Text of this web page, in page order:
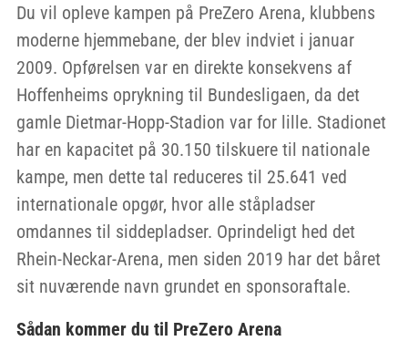
Du vil opleve kampen på PreZero Arena, klubbens
moderne hjemmebane, der blev indviet i januar
2009. Opførelsen var en direkte konsekvens af
Hoffenheims oprykning til Bundesligaen, da det
gamle Dietmar-Hopp-Stadion var for lille. Stadionet
har en kapacitet på 30.150 tilskuere til nationale
kampe, men dette tal reduceres til 25.641 ved
internationale opgør, hvor alle ståpladser
omdannes til siddepladser. Oprindeligt hed det
Rhein-Neckar-Arena, men siden 2019 har det båret
sit nuværende navn grundet en sponsoraftale.
Sådan kommer du til PreZero Arena